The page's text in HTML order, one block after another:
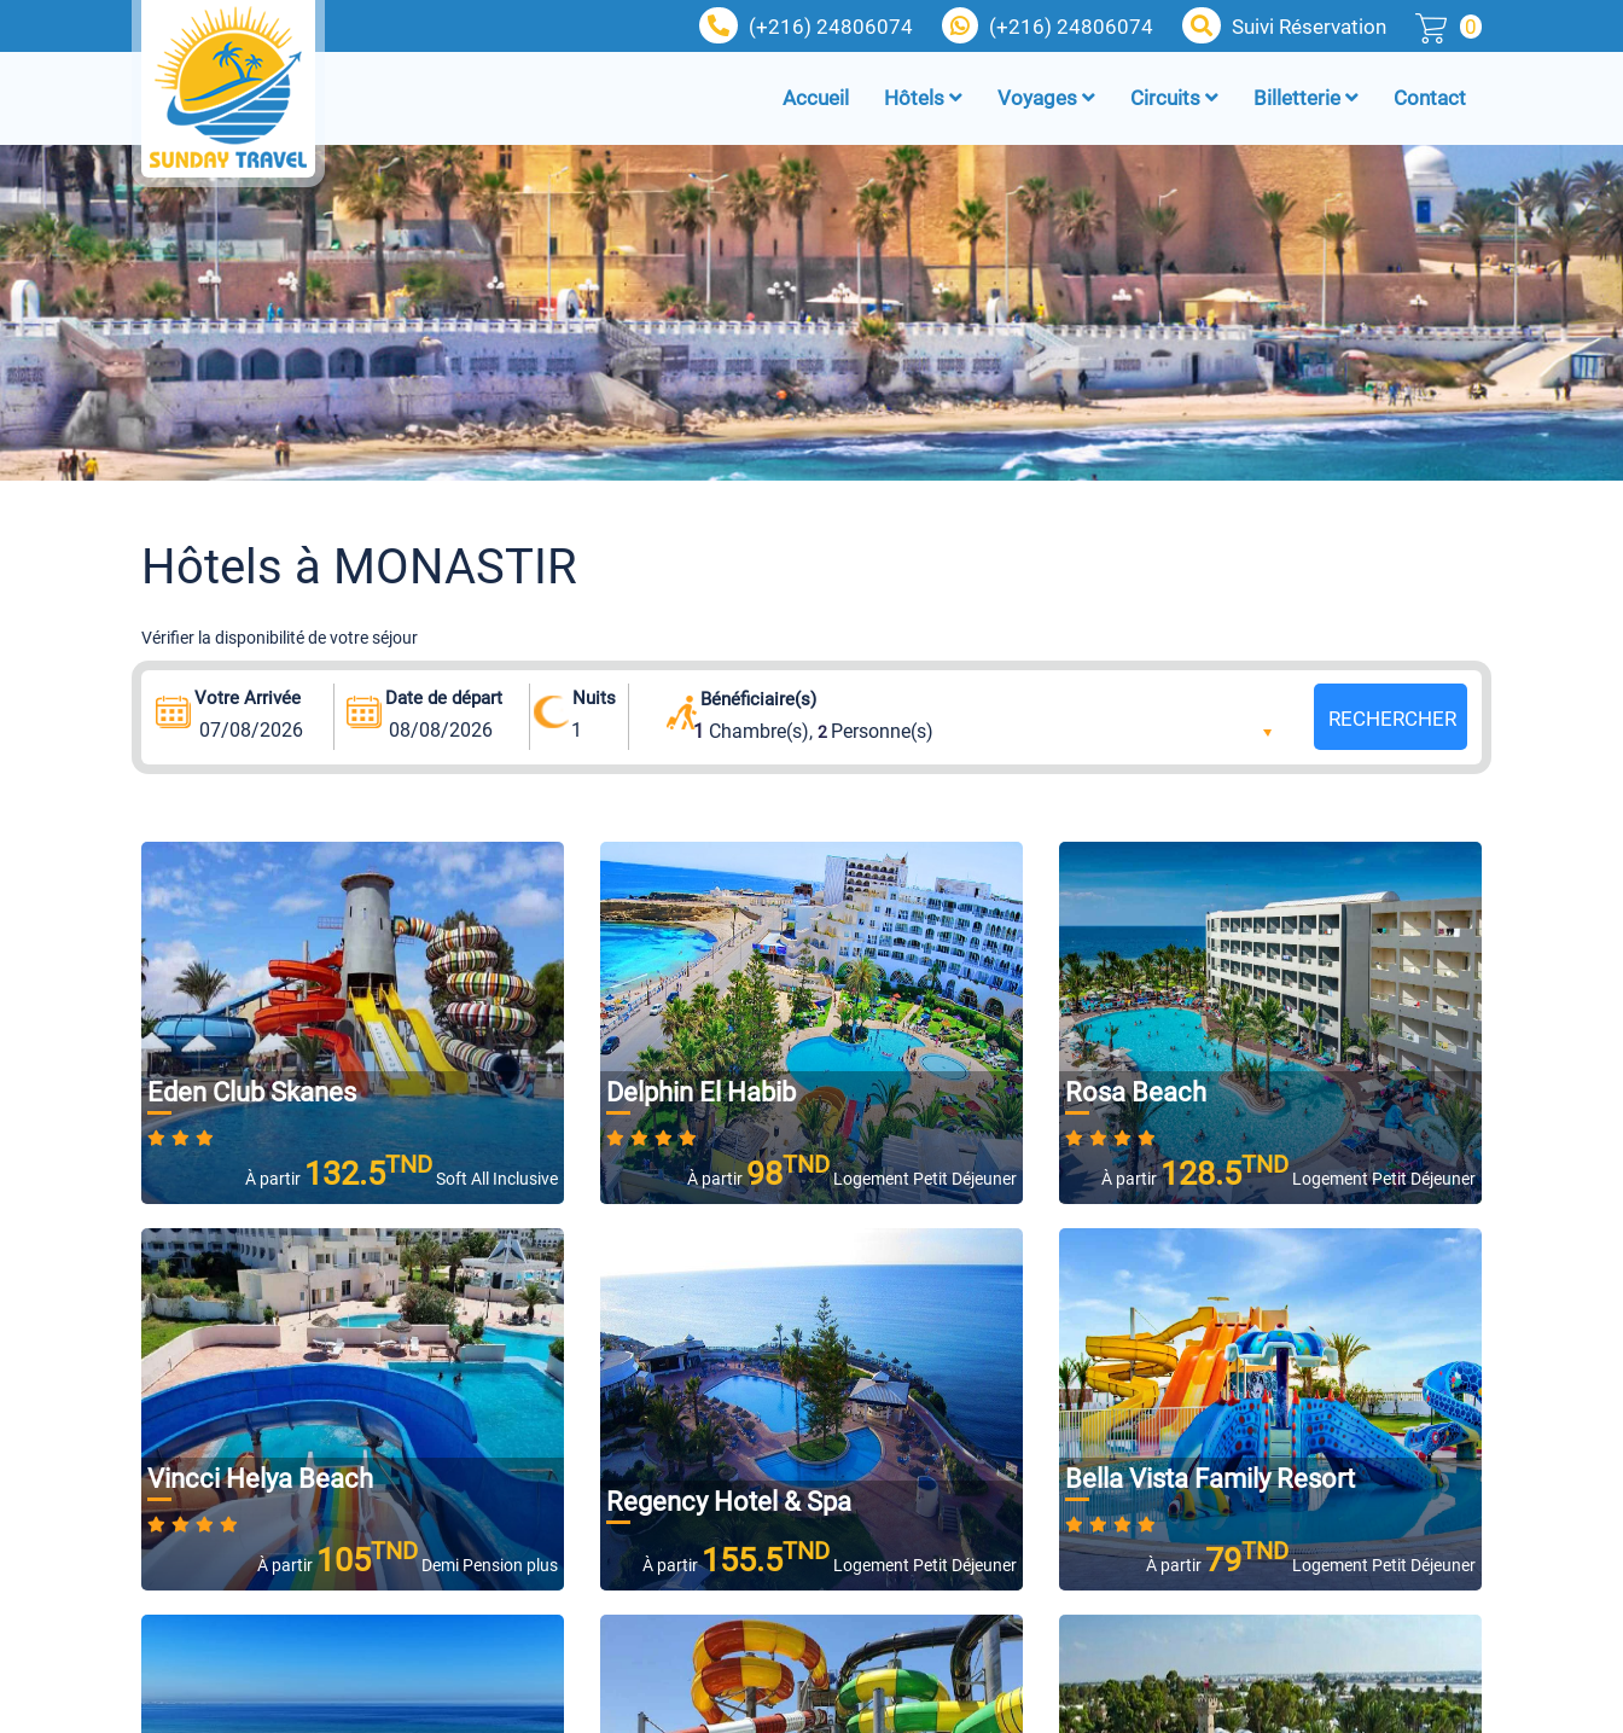
(+216) 24806074 (+216) 24806074 Suivi Réservation 0
Accueil Hôtels Voyages Circuits Billetterie Contact
Hôtels à MONASTIR
Vérifier la disponibilité de votre séjour
Votre Arrivée
07/08/2026
Date de départ
08/08/2026
Nuits
1
Bénéficiaire(s)
1 Chambre(s), 2 Personne(s)
RECHERCHER
Eden Club Skanes
À partir 132.5TND
Soft All Inclusive
Delphin El Habib
À partir98TND
Logement Petit Déjeuner
Rosa Beach
À partir128.5TND
Logement Petit Déjeuner
Vincci Helya Beach
À partir105TND
Demi Pension plus
Regency Hotel & Spa
À partir155.5TND
Logement Petit Déjeuner
Bella Vista Family Resort
À partir79TND
Logement Petit Déjeuner